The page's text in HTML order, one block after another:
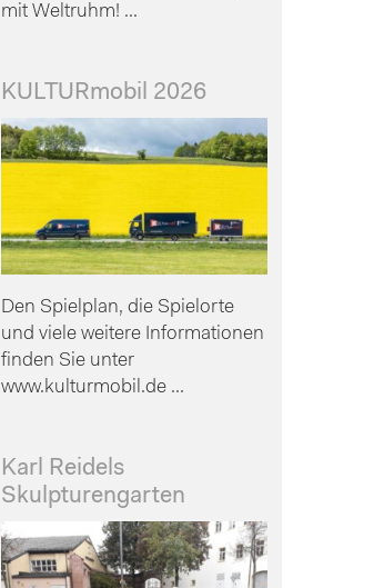
mit Weltruhm! ...
KULTURmobil 2026
Den Spielplan, die Spielorte
und viele weitere Informationen
finden Sie unter
www.kulturmobil.de ...
Karl Reidels
Skulpturengarten